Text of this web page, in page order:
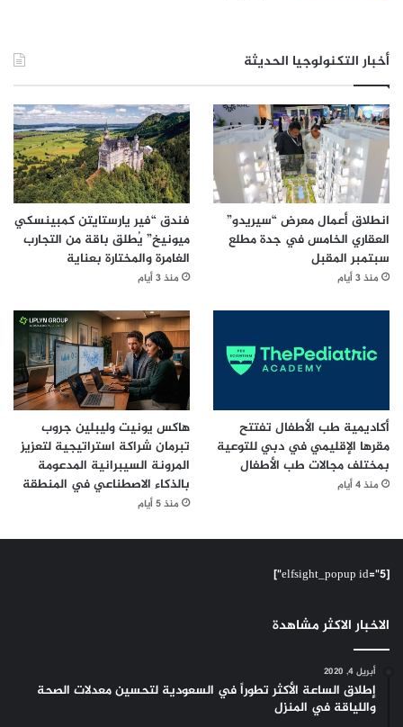
أخبار التكنولوجيا الحديثة
انطلاق أعمال معرض “سيريدو”
العقاري الخامس في جدة مطلع
سبتمبر المقبل
منذ 3 أيام
فندق “فير يارستايتن كمبينسكي
ميونيخ” يُطلق باقة من التجارب
الغامرة والمختارة بعناية
منذ 3 أيام
أكاديمية طب الأطفال تفتتح
مقرها الإقليمي في دبي للتوعية
بمختلف مجالات طب الأطفال
منذ 4 أيام
هاكس يونيت وليبلين جروب
تبرمان شراكة استراتيجية لتعزيز
المرونة السيبرانية المدعومة
بالذكاء الاصطناعي في المنطقة
منذ 5 أيام
[elfsight_popup id="5"]
الاخبار الاكثر مشاهدة
أبريل 4, 2020
إطلاق الساعة الأكثر تطوراً في السعودية لتحسين معدلات الصحة
واللياقة في المنزل